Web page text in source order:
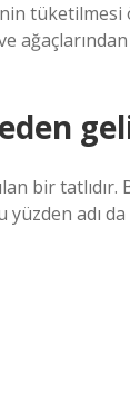
bir
yüzden adı